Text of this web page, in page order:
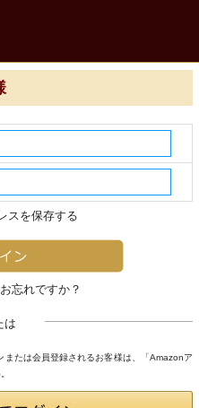
スを保存する
忘れですか？
は
たは会員登録されるお客様は、「Amazonア